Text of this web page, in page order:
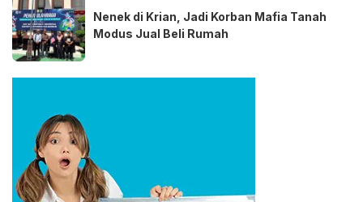
Nenek di Krian, Jadi Korban Mafia Tanah
Modus Jual Beli Rumah